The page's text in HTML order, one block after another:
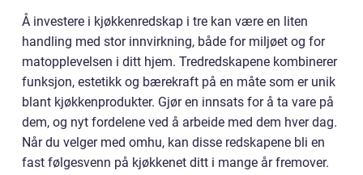
Å investere i kjøkkenredskap i tre kan være en liten
handling med stor innvirkning, både for miljøet og for
matopplevelsen i ditt hjem. Tredredskapene kombinerer
funksjon, estetikk og bærekraft på en måte som er unik
blant kjøkkenprodukter. Gjør en innsats for å ta vare på
dem, og nyt fordelene ved å arbeide med dem hver dag.
Når du velger med omhu, kan disse redskapene bli en
fast følgesvenn på kjøkkenet ditt i mange år fremover.